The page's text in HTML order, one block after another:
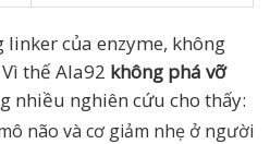
của enzyme, không
thế Ala92 không phá vỡ
nhiều nghiên cứu cho thấy:
não và cơ giảm nhẹ ở người